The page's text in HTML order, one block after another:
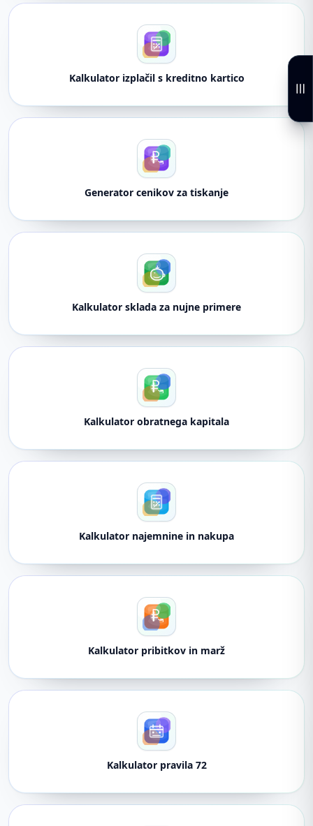
Kalkulator izplačil s kreditno kartico
Generator cenikov za tiskanje
Kalkulator sklada za nujne primere
Kalkulator obratnega kapitala
Kalkulator najemnine in nakupa
Kalkulator pribitkov in marž
Kalkulator pravila 72